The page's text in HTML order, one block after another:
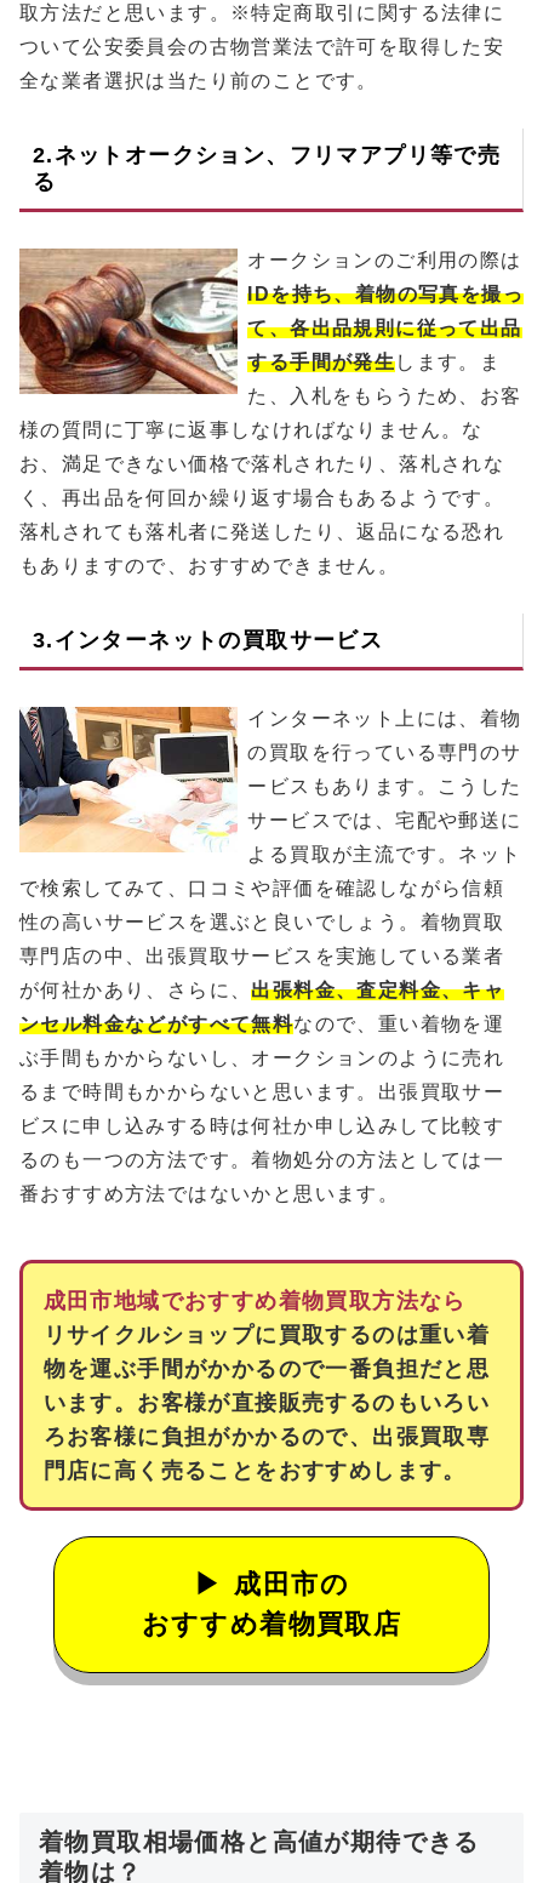
取方法だと思います。※特定商取引に関する法律に
ついて公安委員会の古物営業法で許可を取得した安
全な業者選択は当たり前のことです。
2.ネットオークション、フリマアプリ等で売
る
オークションのご利用の際は
IDを持ち、着物の写真を撮っ
て、各出品規則に従って出品
する手間が発生します。ま
た、入札をもらうため、お客
様の質問に丁寧に返事しなければなりません。な
お、満足できない価格で落札されたり、落札されな
く、再出品を何回か繰り返す場合もあるようです。
落札されても落札者に発送したり、返品になる恐れ
もありますので、おすすめできません。
3.インターネットの買取サービス
インターネット上には、着物
の買取を行っている専門のサ
ービスもあります。こうした
サービスでは、宅配や郵送に
よる買取が主流です。ネット
で検索してみて、口コミや評価を確認しながら信頼
性の高いサービスを選ぶと良いでしょう。着物買取
専門店の中、出張買取サービスを実施している業者
が何社かあり、さらに、出張料金、査定料金、キャ
ンセル料金などがすべて無料なので、重い着物を運
ぶ手間もかからないし、オークションのように売れ
るまで時間もかからないと思います。出張買取サー
ビスに申し込みする時は何社か申し込みして比較す
るのも一つの方法です。着物処分の方法としては一
番おすすめ方法ではないかと思います。
成田市地域でおすすめ着物買取方法なら
リサイクルショップに買取するのは重い着
物を運ぶ手間がかかるので一番負担だと思
います。お客様が直接販売するのもいろい
ろお客様に負担がかかるので、出張買取専
門店に高く売ることをおすすめします。
成田市の
おすすめ着物買取店
着物買取相場価格と高値が期待できる
着物は？